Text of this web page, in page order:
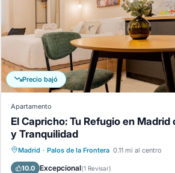
Precio bajó
Apartamento
El Capricho: Tu Refugio en
y Tranquilidad
Madrid · Palos de la Frontera 0.11 mi al centro
10.0 Excepcional(1 Revisar)
Aparcamiento
Cocina
Aire acondicionado